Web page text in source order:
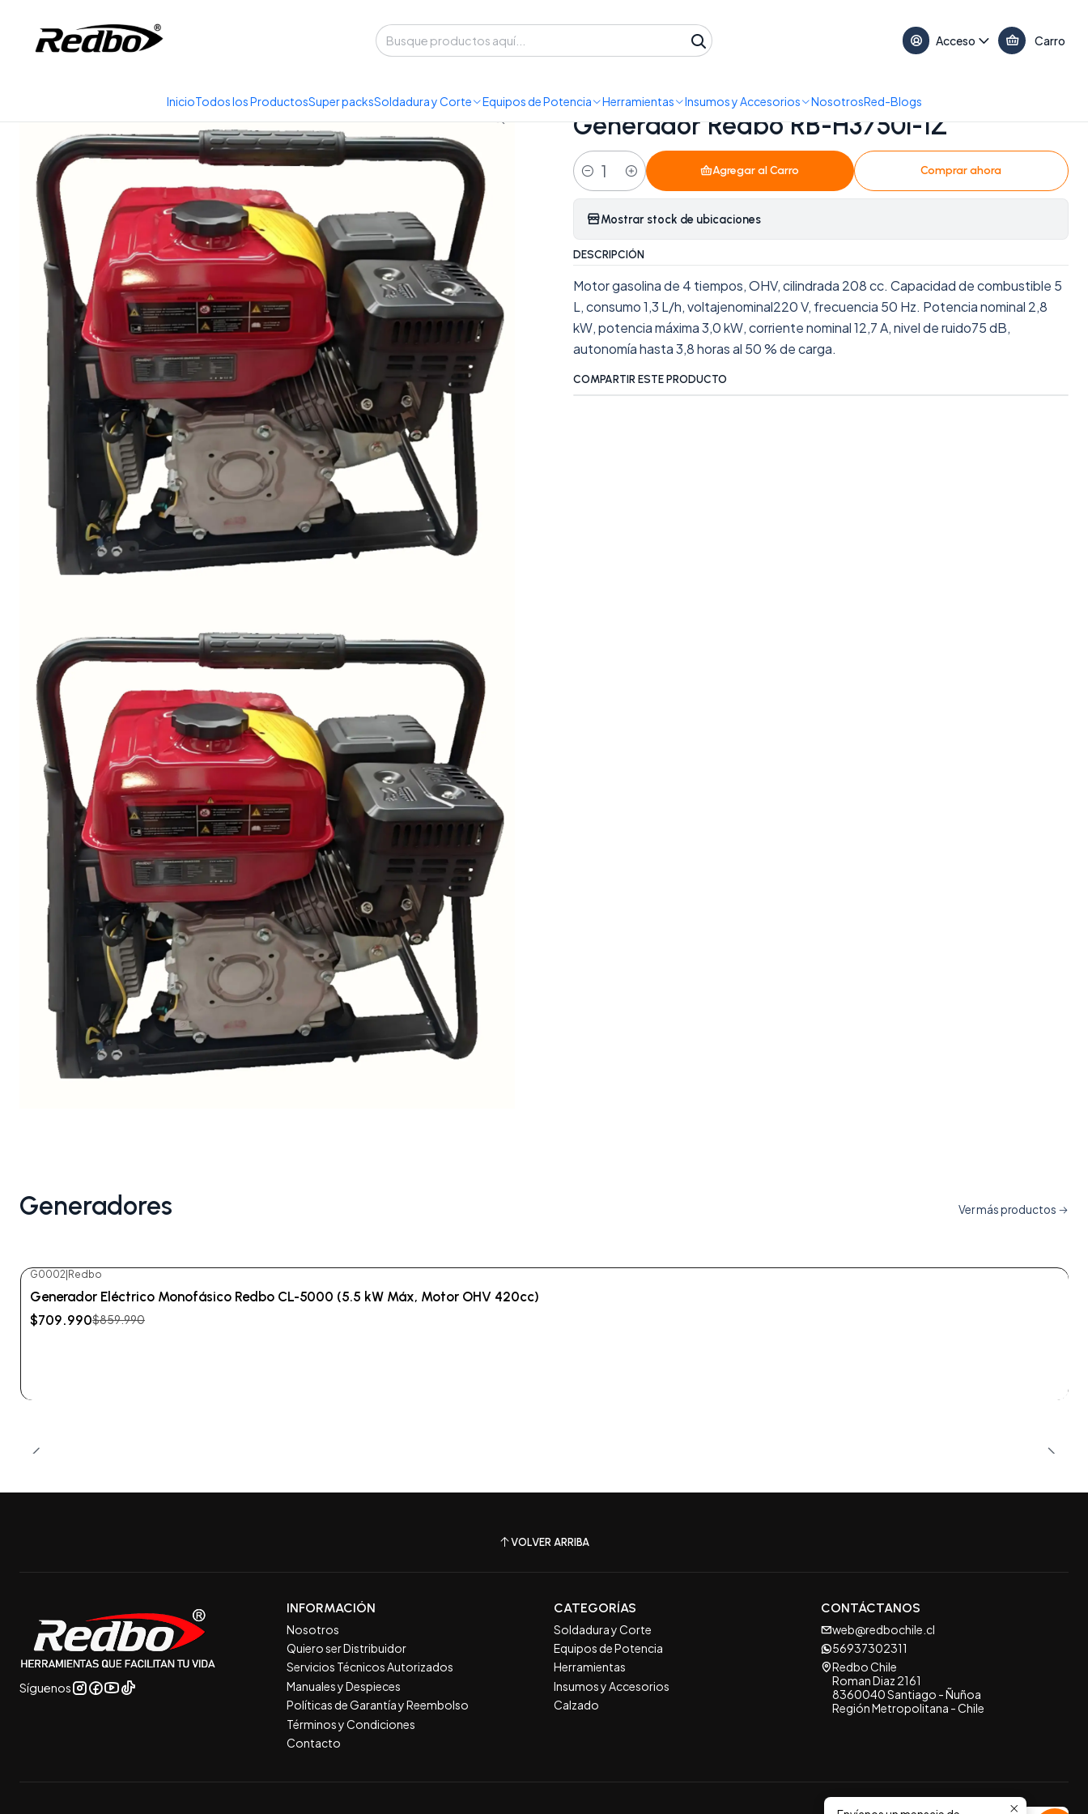
Acceso Carro
InicioTodos los ProductosSuper packsSoldadura y Corte Equipos de Potencia Herramientas Insumos y Accesorios NosotrosRed-Blogs
Productos Equipos de Potencia Generadores Generador Redbo RB-H3750i-1Z
|
Generador Redbo RB-H3750i-1Z
Cantidad
Agregar al Carro Comprar ahora
Mostrar stock de ubicaciones
DESCRIPCIÓN
Motor gasolina de 4 tiempos, OHV, cilindrada 208 cc. Capacidad de combustible 5
L, consumo 1,3 L/h, voltajenominal220 V, frecuencia 50 Hz. Potencia nominal 2,8
kW, potencia máxima 3,0 kW, corriente nominal 12,7 A, nivel de ruido75 dB,
autonomía hasta 3,8 horas al 50 % de carga.
COMPARTIR ESTE PRODUCTO
Generadores Ver más productos
G0002 Redbo
Generador Eléctrico Monofásico Redbo CL-5000 (5.5 kW Máx, Motor OHV 420cc)
$709.990$859.990
VOLVER ARRIBA
Síguenos
INFORMACIÓN
Nosotros
Quiero ser Distribuidor
Servicios Técnicos Autorizados
Manuales y Despieces
Políticas de Garantía y Reembolso
Términos y Condiciones
Contacto
CATEGORÍAS
Soldadura y Corte
Equipos de Potencia
Herramientas
Insumos y Accesorios
Calzado
CONTÁCTANOS
web@redbochile.cl
56937302311
Redbo Chile
Roman Diaz 2161
8360040 Santiago - Ñuñoa
Región Metropolitana - Chile